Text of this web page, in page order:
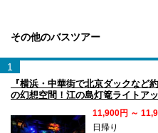
その他のバスツアー
1
『横浜・中華街で北京ダックな
の幻想空間！江の島灯篭ライトア
11,900円 ～
日帰り